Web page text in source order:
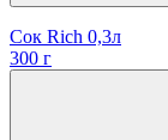
Сок Rich 0,3л
300 г